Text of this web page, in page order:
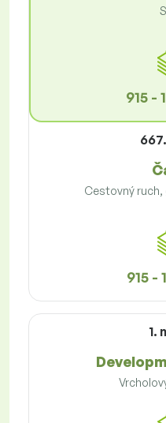
915 -
Cestovný
915 -
1.